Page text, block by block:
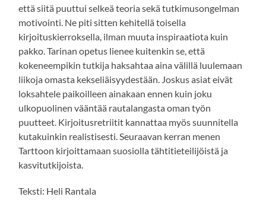
että siitä puuttui selkeä teoria sekä tutkimusongelman
motivointi. Ne piti sitten kehitellä toisella
kirjoituskierroksella, ilman muuta inspiraatiota kuin
pakko. Tarinan opetus lienee kuitenkin se, että
kokeneempikin tutkija haksahtaa aina välillä luulemaan
liikoja omasta kekseliäisyydestään. Joskus asiat eivät
loksahtele paikoilleen ainakaan ennen kuin joku
ulkopuolinen vääntää rautalangasta oman työn
puutteet. Kirjoitusretriitit kannattaa myös suunnitella
kutakuinkin realistisesti. Seuraavan kerran menen
Tarttoon kirjoittamaan suosiolla tähtitieteilijöistä ja
kasvitutkijoista.
Teksti: Heli Rantala